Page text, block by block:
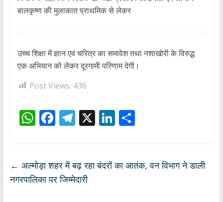
बालकृष्ण की मुलाकात प्राथमिक से लेकर
उच्च शिक्षा में ज्ञान एवं चरित्र का समावेश तथा नशाखोरी के विरुद्ध
एक अभियान को लेकर दूरगामी परिणाम देगी।
Post Views: 436
W
s
A
F
b
o
T
gr
a
X Li
e
S
e
← अल्मोड़ा शहर में बढ़ रहा बंदरों का आतंक, वन विभाग ने डाली
नगरपालिका पर जिम्मेदारी